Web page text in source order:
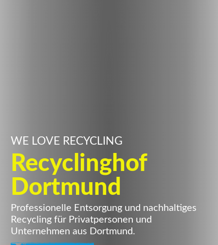
WE LOVE RECYCLING
Recyclinghof
Dortmund
Professionelle Entsorgung und nachhaltiges
Recycling für Privatpersonen und
Unternehmen aus Dortmund.